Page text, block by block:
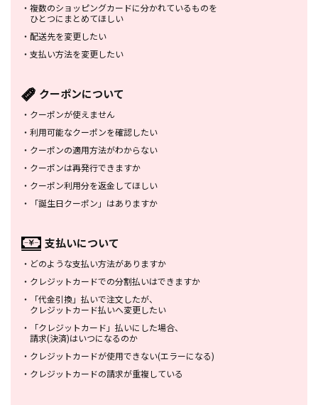
・ 複数のショッピングカードに分かれているものを
ひとつにまとめてほしい
・ 配送先を変更したい
・ 支払い方法を変更したい
クーポンについて
・ クーポンが使えません
・ 利用可能なクーポンを確認したい
・ クーポンの適用方法がわからない
・ クーポンは再発行できますか
・ クーポン利用分を返金してほしい
・
「誕生日クーポン」はありますか
支払いについて
・ どのような支払い方法がありますか
・ クレジットカードでの分割払いはできますか
・
「代金引換」払いで注文したが、
クレジットカード払いへ変更したい
・
「クレジットカード」払いにした場合、
請求(決済)はいつになるのか
・ クレジットカードが使用できない(エラーになる)
・ クレジットカードの請求が重複している